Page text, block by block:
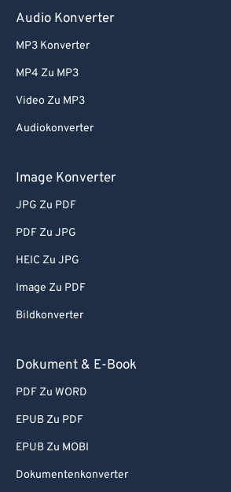
Audio Konverter
MP3 Konverter
MP4 Zu MP3
Video Zu MP3
Audiokonverter
Image Konverter
JPG Zu PDF
PDF Zu JPG
HEIC Zu JPG
Image Zu PDF
Bildkonverter
Dokument & E-Book
PDF Zu WORD
EPUB Zu PDF
EPUB Zu MOBI
Dokumentenkonverter